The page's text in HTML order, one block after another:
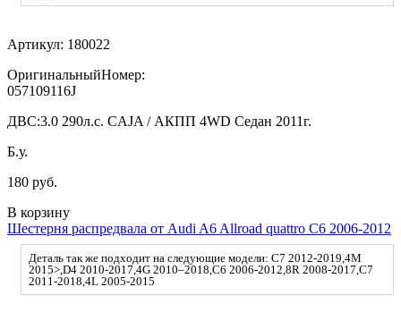
Артикул: 180022
ОригинальныйНомер:
057109116J
ДВС:3.0 290л.с. CAJA / АКПП 4WD Седан 2011г.
Б.у.
180 руб.
В корзину
Шестерня распредвала от Audi A6 Allroad quattro C6 2006-2012
Деталь так же подходит на следующие модели: C7 2012-2019,4M
2015>,D4 2010-2017,4G 2010–2018,C6 2006-2012,8R 2008-2017,C7
2011-2018,4L 2005-2015